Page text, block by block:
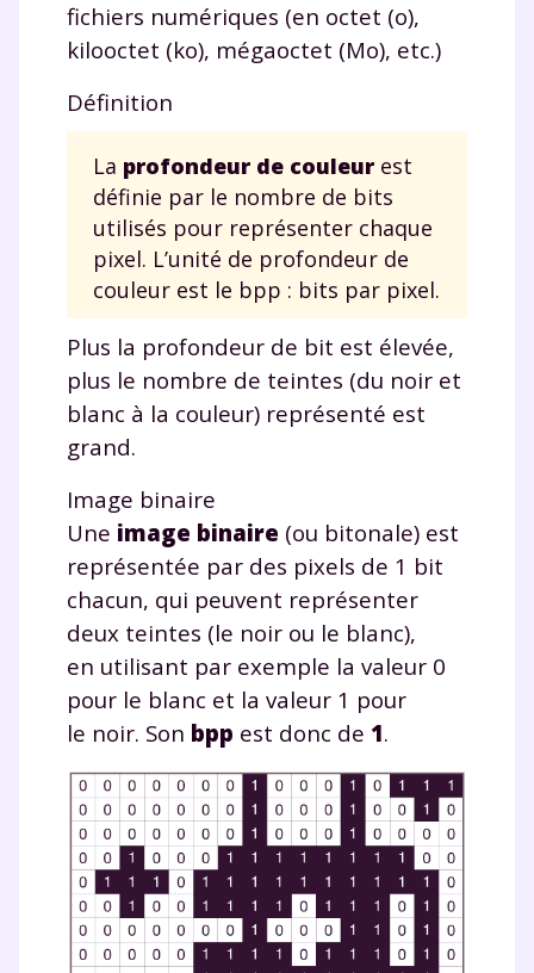
fichiers numériques (en octet (o),
kilooctet (ko), mégaoctet (Mo), etc.)
Définition
La profondeur de couleur est
définie par le nombre de bits
utilisés pour représenter chaque
pixel. L’unité de profondeur de
couleur est le bpp : bits par pixel.
Plus la profondeur de bit est élevée,
plus le nombre de teintes (du noir et
blanc à la couleur) représenté est
grand.
Image binaire
Une image binaire (ou bitonale) est
représentée par des pixels de 1 bit
chacun, qui peuvent représenter
deux teintes (le noir ou le blanc),
en utilisant par exemple la valeur 0
pour le blanc et la valeur 1 pour
le noir. Son bpp est donc de 1.